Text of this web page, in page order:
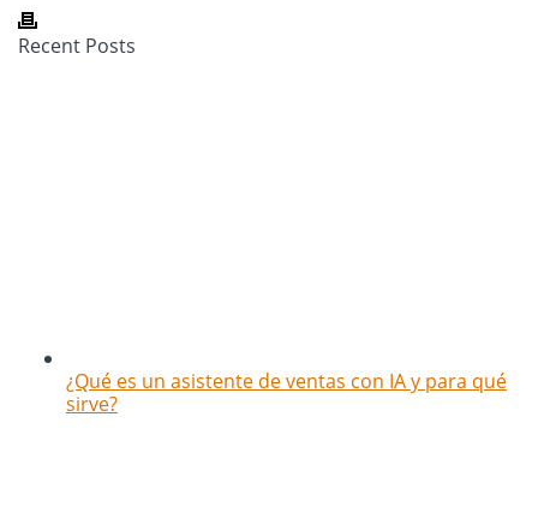
Recent Posts
¿Qué es un asistente de ventas con IA y para qué
sirve?